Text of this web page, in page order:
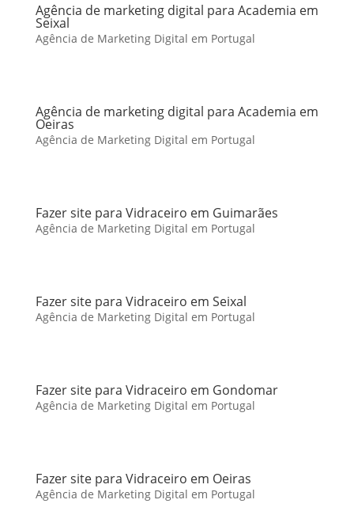
Agência de marketing digital para Academia em
Seixal
Agência de Marketing Digital em Portugal
Agência de marketing digital para Academia em
Oeiras
Agência de Marketing Digital em Portugal
Fazer site para Vidraceiro em Guimarães
Agência de Marketing Digital em Portugal
Fazer site para Vidraceiro em Seixal
Agência de Marketing Digital em Portugal
Fazer site para Vidraceiro em Gondomar
Agência de Marketing Digital em Portugal
Fazer site para Vidraceiro em Oeiras
Agência de Marketing Digital em Portugal